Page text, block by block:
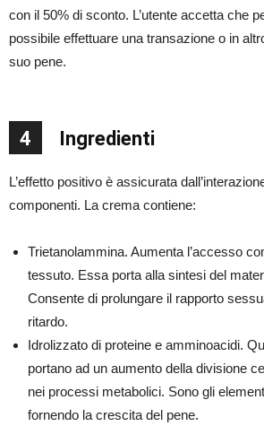
con il 50% di sconto. L’utente accetta che
possibile effettuare una transazione o in
suo pene.
4 Ingredienti
L’effetto positivo è assicurata
componenti. La crema contiene:
Trietanolammina. Aumenta l’accesso
tessuto. Essa porta alla sintesi del
Consente di prolungare il rapporto
ritardo.
Idrolizzato di proteine ​​e amminoacidi.
portano ad un aumento della divisione
nei processi metabolici. Sono gli
fornendo la crescita del pene.